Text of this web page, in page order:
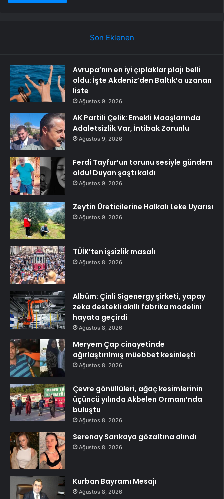
Son Eklenen
Avrupa’nın en iyi çıplaklar plajı belli
oldu: İşte Akdeniz’den Baltık’a uzanan
liste
Ağustos 9, 2026
AK Partili Çelik: Emekli Maaşlarında
Adaletsizlik Var, İntibak Zorunlu
Ağustos 9, 2026
Ferdi Tayfur’un torunu sesiyle gündem
oldu! Duyan şaştı kaldı
Ağustos 9, 2026
Zeytin Üreticilerine Halkalı Leke Uyarısı
Ağustos 9, 2026
TÜİK’ten işsizlik masalı
Ağustos 8, 2026
Albüm: Çinli Sigenergy şirketi, yapay
zeka destekli akıllı fabrika modelini
hayata geçirdi
Ağustos 8, 2026
Meryem Çap cinayetinde
ağırlaştırılmış müebbet kesinleşti
Ağustos 8, 2026
Çevre gönüllüleri, ağaç kesimlerinin
üçüncü yılında Akbelen Ormanı’nda
buluştu
Ağustos 8, 2026
Serenay Sarıkaya gözaltına alındı
Ağustos 8, 2026
Kurban Bayramı Mesajı
Ağustos 8, 2026